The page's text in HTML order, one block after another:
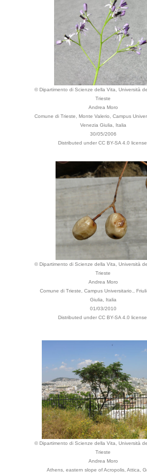
© Dipartimento di Scienze della Vita, Università
Trieste
Andrea Moro
Comune di Trieste, Monte Valerio, Campus
Venezia Giulia, Italia
30/05/2006
Distributed under CC BY-SA 4.0 license.
© Dipartimento di Scienze della Vita, Università
Trieste
Andrea Moro
Comune di Trieste, Campus Universitario.,
Giulia, Italia
01/03/2010
Distributed under CC BY-SA 4.0 license.
© Dipartimento di Scienze della Vita, Università
Trieste
Andrea Moro
Athens, eastern slope of Acropolis, Attica,